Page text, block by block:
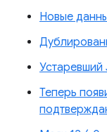
Новые
Устаревший
Теперь